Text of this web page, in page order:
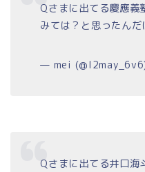
Qさまに出てる慶應義
みては？と思ったんだ
— mei
Qさまに出てる井口海